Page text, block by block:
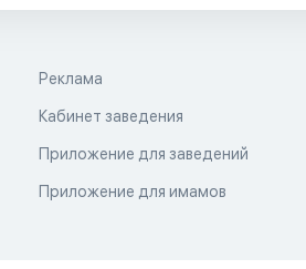
Реклама
Кабинет заведения
Приложение для заведений
Приложение для имамов